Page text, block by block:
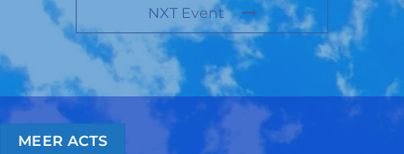
NXT Event
MEER ACTS